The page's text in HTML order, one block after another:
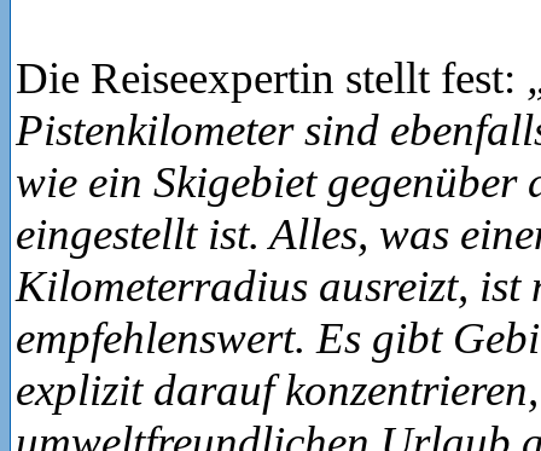
Die Reiseexpertin stellt fest:
Pistenkilometer sind
wie ein Skigebiet gegenüber
eingestellt ist. Alles, was
Kilometerradius ausreizt, ist
empfehlenswert. Es gibt
explizit darauf konzentrieren,